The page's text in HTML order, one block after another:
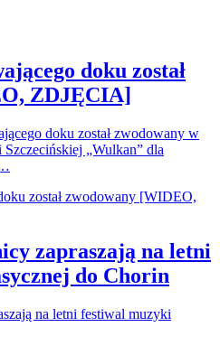
doku został
ZDJĘCIA]
doku został zwodowany w
„Wulkan” dla
zapraszają na letni
do Chorin